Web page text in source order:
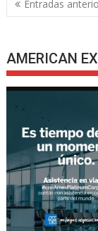
de
Entradas
AMERICAN